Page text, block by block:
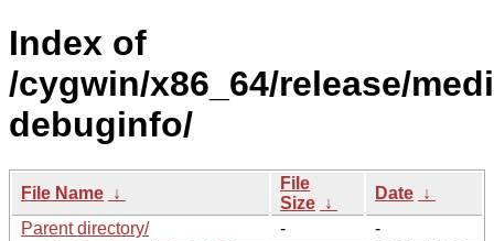
Index of
/cygwin/x86_64/release/
debuginfo/
File Name ↓
File
Size ↓
Date ↓
Parent directory/
-
-